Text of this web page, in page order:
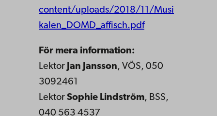
content/uploads/2018/11/Musi
kalen_DOMD_affisch.pdf
För mera information:
Lektor Jan Jansson, VÖS, 050
3092461
Lektor Sophie Lindström, BSS,
040 563 4537